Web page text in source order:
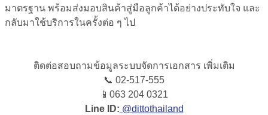
มาตรฐาน พร้อมส่งมอบสินค้าสู่มือลูกค้าได้อย่างประทับใจ และ
กลับมาใช้บริการในครั้งต่อ ๆ ไป
ติดต่อสอบถามข้อมูลระบบจัดการเอกสาร เพิ่มเติม
📞 02-517-555
📱 063 204 0321
Line ID: @dittothailand